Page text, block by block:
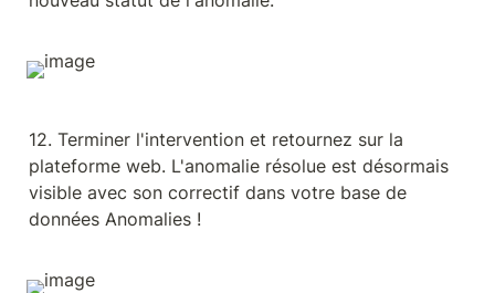
12. Terminer l'intervention et retournez sur la
plateforme web. L'anomalie résolue est désormais
visible avec son correctif dans votre base de
données Anomalies !